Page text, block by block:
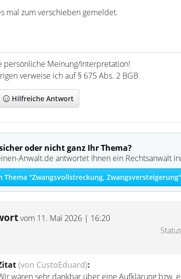
mal zum verschieben gemeldet.
persönliche Meinung/Interpretation!
verweise ich auf § 675 Abs. 2 BGB
Hilfreiche Antwort
oder nicht ganz Ihr Thema?
Anwalt.de antwortet Ihnen ein Rechtsanwalt
Thema "Zwangsvollstreckung,
vom 11. Mai 2026 | 16:20
(von CustoEduard):
wären sehr dankbar über eine Aufklärung bzw.